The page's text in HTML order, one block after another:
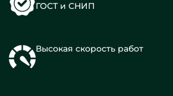
ГОСТ и СНИП
Высокая скорость работ